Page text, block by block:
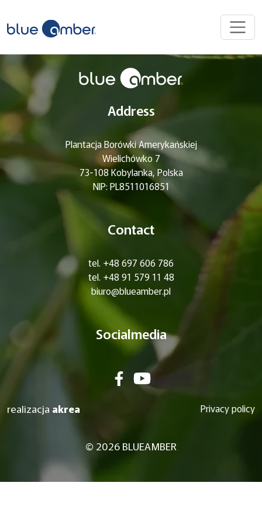
Address
Plantacja Borówki Amerykańskiej
Wielichówko 7
73-108 Kobylanka, Polska
NIP: PL8511016851
Contact
tel. +48 697 606 786
tel. +48 91 579 11 48
biuro@blueamber.pl
Socialmedia
realizacja akrea Privacy policy
© 2026 BLUEAMBER